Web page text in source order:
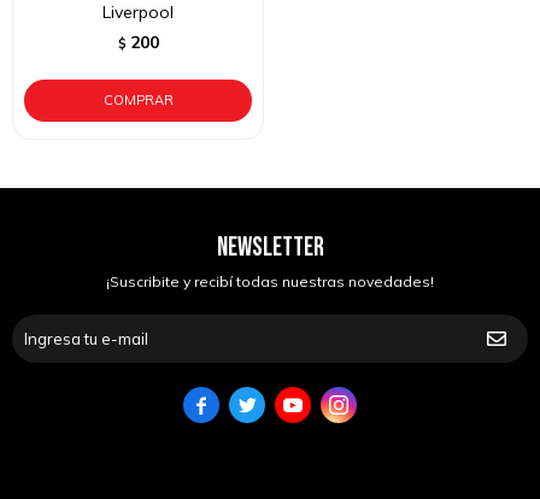
Liverpool
$ 200
NEWSLETTER
¡Suscribite y recibí todas nuestras novedades!
   